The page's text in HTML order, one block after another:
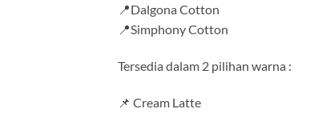
📍Dalgona Cotton
📍Simphony Cotton
Tersedia dalam 2 pilihan warna :
📌 Cream Latte